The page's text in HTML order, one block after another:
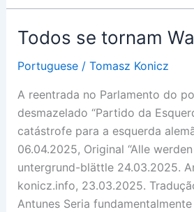
outro
mundo
proteccionistas
Todos se tornam
Portuguese/ Tomasz Konicz
A reentrada no Parlamento do
desmazelado “Partido da
catástrofe para a esquerda
06.04.2025, Original “Alle
untergrund-blättle 24.03.2025.
konicz.info, 23.03.2025.
Antunes Seria